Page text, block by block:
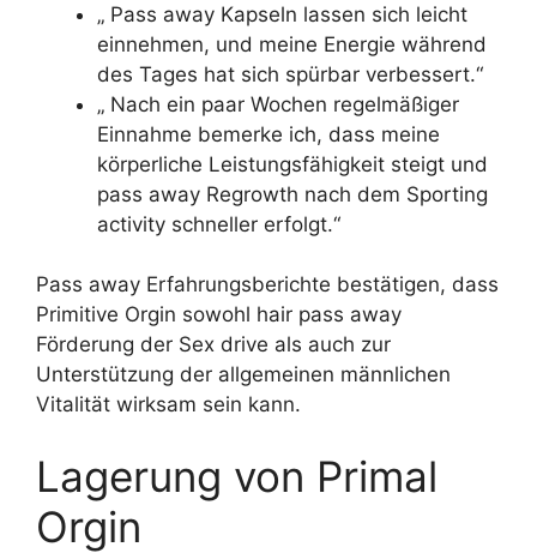
„ Pass away Kapseln lassen sich leicht
einnehmen, und meine Energie während
des Tages hat sich spürbar verbessert.“
„ Nach ein paar Wochen regelmäßiger
Einnahme bemerke ich, dass meine
körperliche Leistungsfähigkeit steigt und
pass away Regrowth nach dem Sporting
activity schneller erfolgt.“
Pass away Erfahrungsberichte bestätigen, dass
Primitive Orgin sowohl hair pass away
Förderung der Sex drive als auch zur
Unterstützung der allgemeinen männlichen
Vitalität wirksam sein kann.
Lagerung von Primal
Orgin